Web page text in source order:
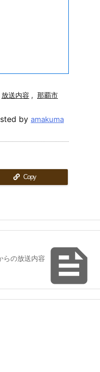
放送内容 , 那覇市
by amakuma
Copy

らの放送内容